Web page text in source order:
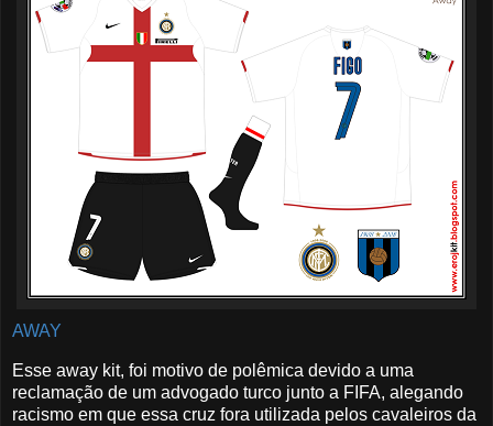
AWAY
Esse away kit, foi motivo de polêmica devido a uma
reclamação de um advogado turco junto a FIFA, alegando
racismo em que essa cruz fora utilizada pelos cavaleiros da